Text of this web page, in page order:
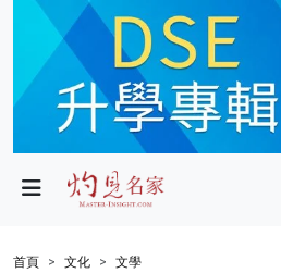
政局
財經
首頁 文化
文學